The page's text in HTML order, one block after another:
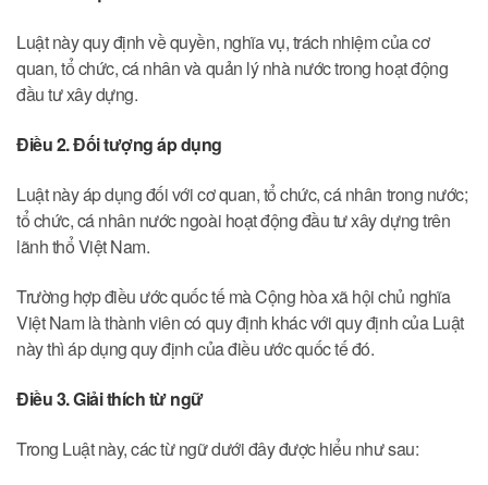
Luật này quy định về quyền, nghĩa vụ, trách nhiệm của cơ
quan, tổ chức, cá nhân và quản lý nhà nước trong hoạt động
đầu tư xây dựng.
Điều 2. Đối tượng áp dụng
Luật này áp dụng đối với cơ quan, tổ chức, cá nhân trong nước;
tổ chức, cá nhân nước ngoài hoạt động đầu tư xây dựng trên
lãnh thổ Việt Nam.
Trường hợp điều ước quốc tế mà Cộng hòa xã hội chủ nghĩa
Việt Nam là thành viên có quy định khác với quy định của Luật
này thì áp dụng quy định của điều ước quốc tế đó.
Điều 3. Giải thích từ ngữ
Trong Luật này, các từ ngữ dưới đây được hiểu như sau: